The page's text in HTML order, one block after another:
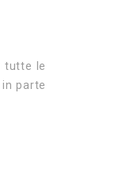
tutte le
parte